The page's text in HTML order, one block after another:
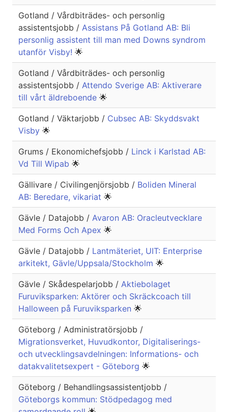
Gotland / Vårdbiträdes- och personlig
assistentsjobb / Assistans På Gotland AB: Bli
personlig assistent till man med Downs syndrom
utanför Visby! 🌟
Gotland / Vårdbiträdes- och personlig
assistentsjobb / Attendo Sverige AB: Aktiverare
till vårt äldreboende 🌟
Gotland / Väktarjobb / Cubsec AB: Skyddsvakt
Visby 🌟
Grums / Ekonomichefsjobb / Linck i Karlstad AB:
Vd Till Wipab 🌟
Gällivare / Civilingenjörsjobb / Boliden Mineral
AB: Beredare, vikariat 🌟
Gävle / Datajobb / Avaron AB: Oracleutvecklare
Med Forms Och Apex 🌟
Gävle / Datajobb / Lantmäteriet, UIT: Enterprise
arkitekt, Gävle/Uppsala/Stockholm 🌟
Gävle / Skådespelarjobb / Aktiebolaget
Furuviksparken: Aktörer och Skräckcoach till
Halloween på Furuviksparken 🌟
Göteborg / Administratörsjobb /
Migrationsverket, Huvudkontor, Digitaliserings-
och utvecklingsavdelningen: Informations- och
datakvalitetsexpert - Göteborg 🌟
Göteborg / Behandlingsassistentjobb /
Göteborgs kommun: Stödpedagog med